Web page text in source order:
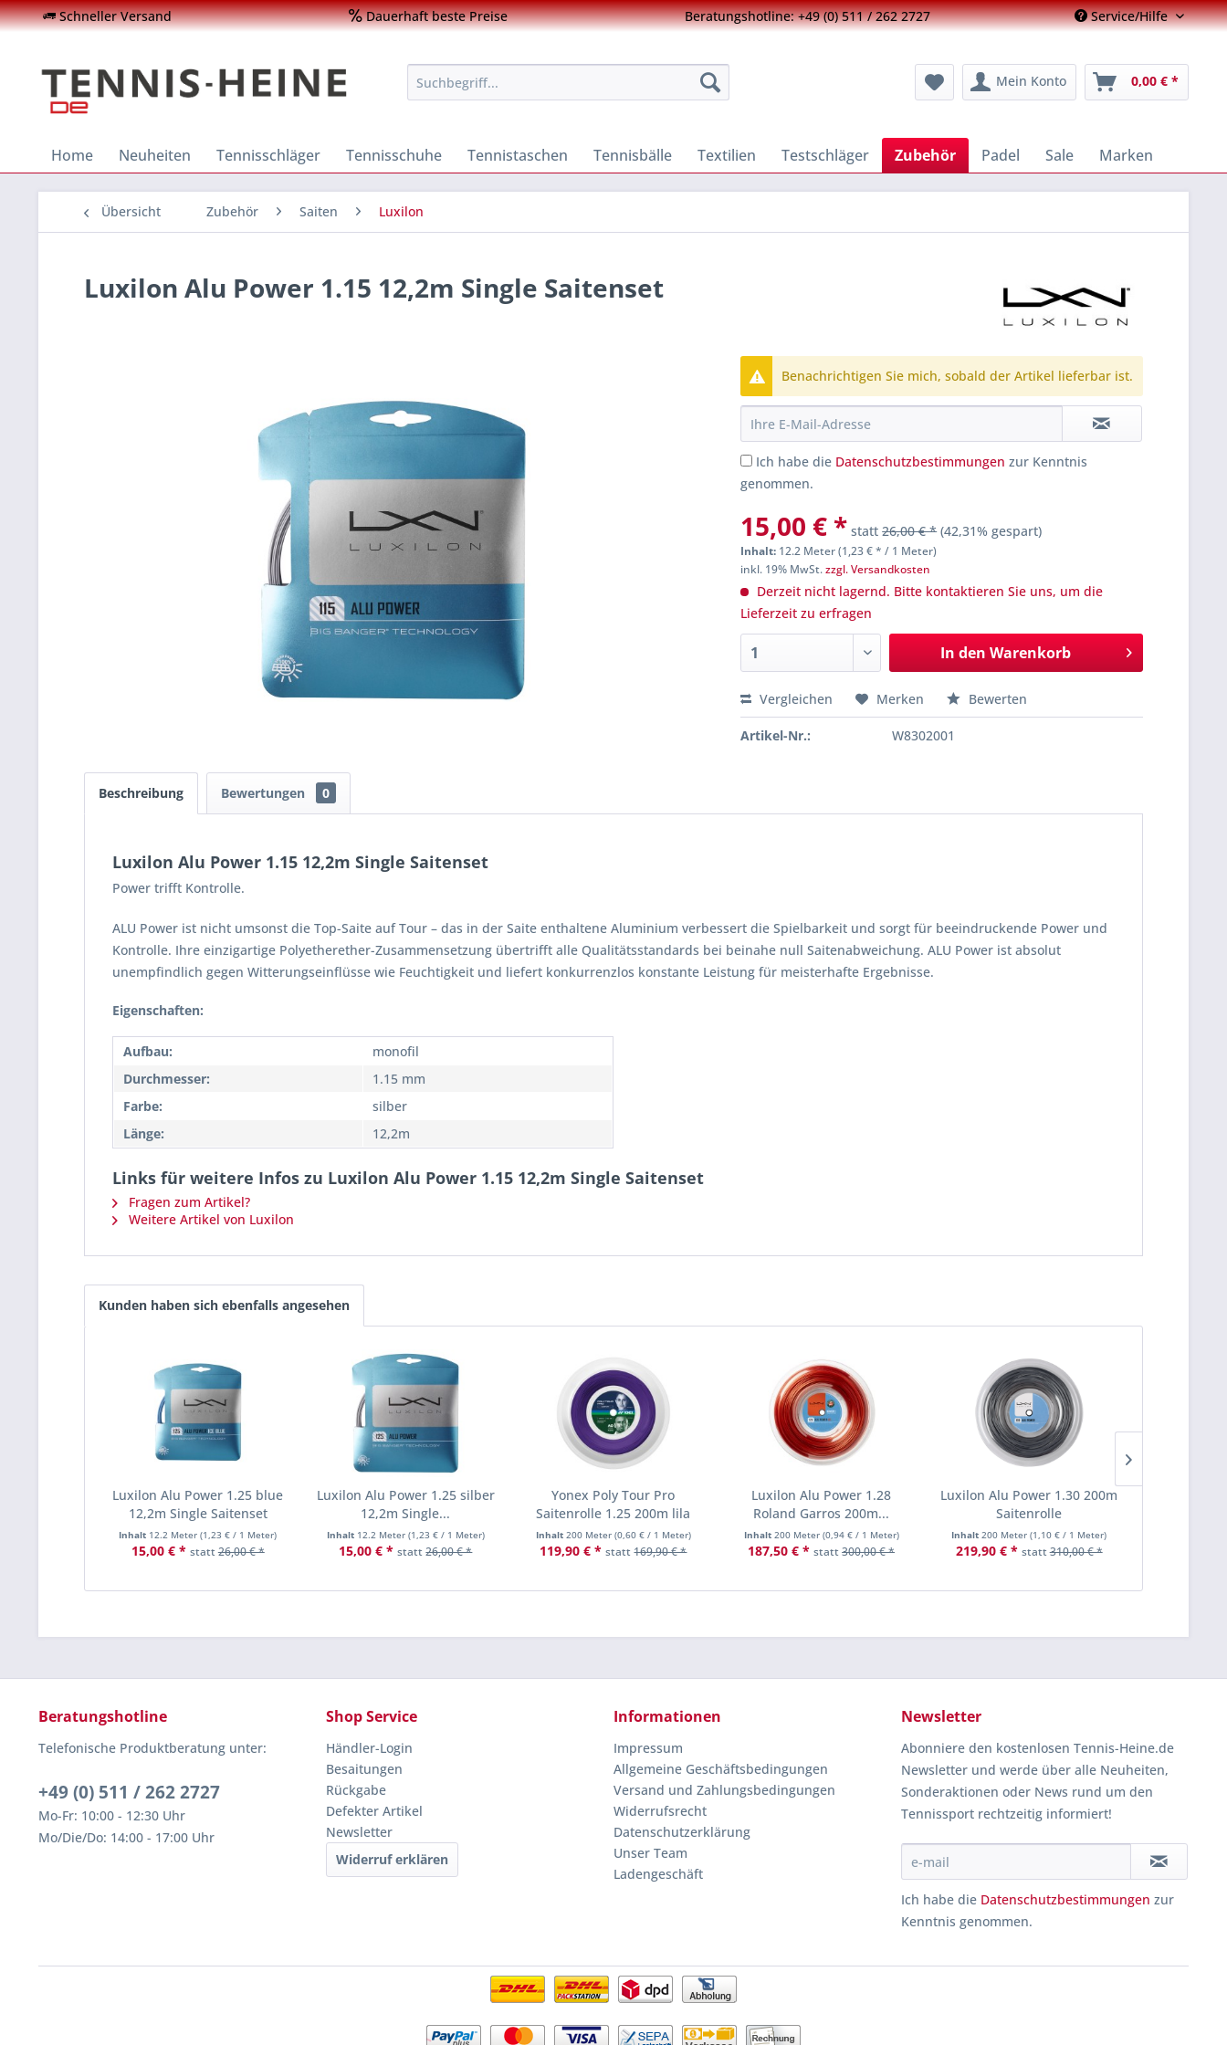
Schneller Versand Dauerhaft beste Preise Beratungshotline: +49 (0) 511 / 262 2727 Service/Hilfe
Mein Konto 0,00 € *
Home Neuheiten Tennisschläger Tennisschuhe Tennistaschen Tennisbälle Textilien Testschläger Zubehör Padel Sale Marken
Übersicht Zubehör Saiten Luxilon
Luxilon Alu Power 1.15 12,2m Single Saitenset
Benachrichtigen Sie mich, sobald der Artikel lieferbar ist.
Ich habe die Datenschutzbestimmungen zur Kenntnis
genommen.
15,00 € * statt26,00 € * (42,31% gespart)
Inhalt: 12.2 Meter (1,23 € * / 1 Meter)
inkl. 19% MwSt.zzgl. Versandkosten
Derzeit nicht lagernd. Bitte kontaktieren Sie uns, um die
Lieferzeit zu erfragen
In den Warenkorb
Vergleichen Merken Bewerten
Artikel-Nr.: W8302001
Beschreibung Bewertungen 0
Luxilon Alu Power 1.15 12,2m Single Saitenset
Power trifft Kontrolle.
ALU Power ist nicht umsonst die Top-Saite auf Tour – das in der Saite enthaltene Aluminium verbessert die Spielbarkeit und sorgt für beeindruckende Power und
Kontrolle. Ihre einzigartige Polyetherether-Zusammensetzung übertrifft alle Qualitätsstandards bei beinahe null Saitenabweichung. ALU Power ist absolut
unempfindlich gegen Witterungseinflüsse wie Feuchtigkeit und liefert konkurrenzlos konstante Leistung für meisterhafte Ergebnisse.
Eigenschaften:
Aufbau:
monofil
Durchmesser:
1.15 mm
Farbe:
silber
Länge:
12,2m
Links für weitere Infos zu Luxilon Alu Power 1.15 12,2m Single Saitenset
Fragen zum Artikel?
Weitere Artikel von Luxilon
Kunden haben sich ebenfalls angesehen
Luxilon Alu Power 1.25 blue
12,2m Single Saitenset
Inhalt 12.2 Meter(1,23 € / 1 Meter)
15,00 € * statt26,00 € *
Luxilon Alu Power 1.25 silber
12,2m Single...
Inhalt 12.2 Meter (1,23 €/ 1 Meter)
15,00 € * statt26,00 € *
Yonex Poly Tour Pro
Saitenrolle 1.25 200m lila
Inhalt 200 Meter (0,60 €/ 1 Meter)
119,90 € * statt169,90 € *
Luxilon Alu Power 1.28
Roland Garros 200m...
Inhalt 200 Meter (0,94 €/ 1 Meter)
187,50 € * statt300,00 € *
Luxilon Alu Power 1.30 200m
Saitenrolle
Inhalt200 Meter(1,10 € / 1 Meter)
219,90 € * statt310,00 € *
Beratungshotline
Telefonische Produktberatung unter:
+49 (0) 511 / 262 2727
Mo-Fr: 10:00 - 12:30 Uhr
Mo/Die/Do: 14:00 - 17:00 Uhr
Shop Service
Händler-Login
Besaitungen
Rückgabe
Defekter Artikel
Newsletter
Widerruf erklären
Informationen
Impressum
Allgemeine Geschäftsbedingungen
Versand und Zahlungsbedingungen
Widerrufsrecht
Datenschutzerklärung
Unser Team
Ladengeschäft
Newsletter
Abonniere den kostenlosen Tennis-Heine.de
Newsletter und werde über alle Neuheiten,
Sonderaktionen oder News rund um den
Tennissport rechtzeitig informiert!
Ich habe die Datenschutzbestimmungen zur
Kenntnis genommen.